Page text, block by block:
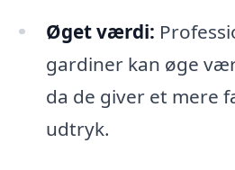
Øget værdi:
gardiner kan øge
da de giver et mere
udtryk.